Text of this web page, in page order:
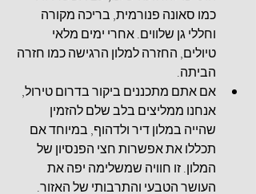
כמו סאונה פנורמית, בריכה מקורה
וחללי גן שלווים. אחרי ימים מלאי
טיולים, החזרה למלון הרגישה כמו חזרה
הביתה.
אם אתם מתכננים ביקור בדרום טירול,
אנחנו ממליצים בלב שלם להזמין
שהייה במלון דיר ולדהוף, במיוחד אם
תכללו את אפשרות חצי הפנסיון של
המלון. זו חוויה שמשלימה יפה את
העושר הטבעי והתרבותי של האזור.